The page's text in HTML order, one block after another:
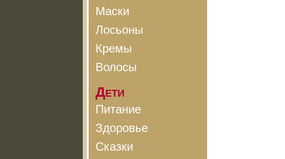
Маски
Лосьоны
Кремы
Волосы
Дети
Питание
Здоровье
Сказки